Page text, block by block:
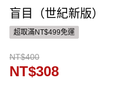
盲目（世紀新版）
超取滿NT$499免運
NT$400
NT$308